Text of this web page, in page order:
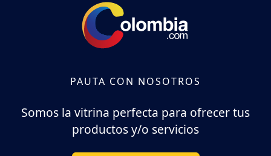
PAUTA CON NOSOTROS
Somos la vitrina perfecta para ofrecer tus
productos y/o servicios